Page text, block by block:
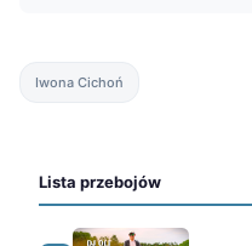
Iwona Cichoń
Lista przebojów